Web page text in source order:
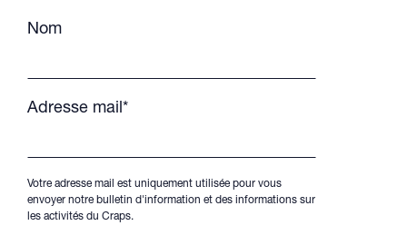
Nom
Adresse mail*
Votre adresse mail est uniquement utilisée pour vous
envoyer notre bulletin d'information et des informations sur
les activités du Craps.